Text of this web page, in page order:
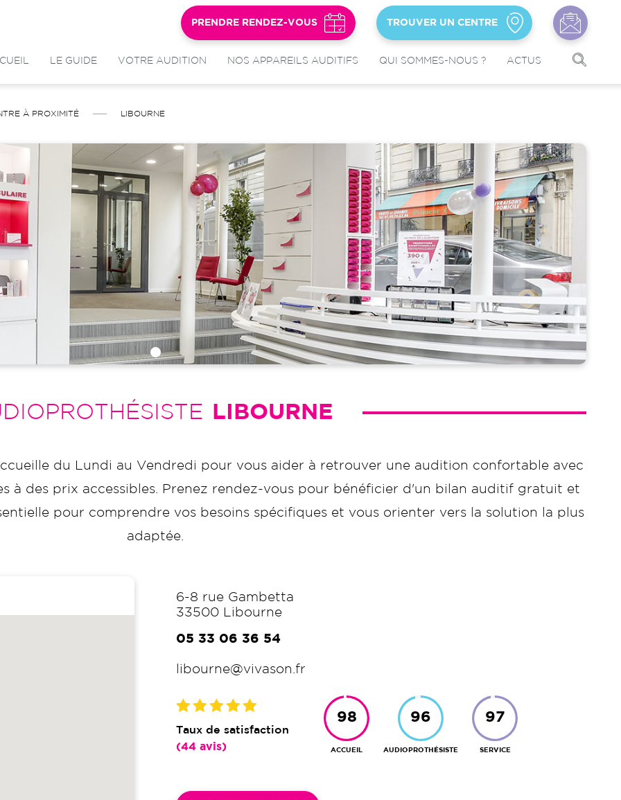
LE GUIDE VOTRE AUDITION NOS APPAREILS AUDITIFS QUI SOMMES-NOUS ? ACTUS
PRENDRE RENDEZ-VOUS TROUVER UN CENTRE
À PROXIMITÉ LIBOURNE
LIBOURNE
du Lundi au Vendredi pour vous aider à retrouver une audition confortable avec
à des prix accessibles. Prenez rendez-vous pour bénéficier d'un bilan auditif gratuit et
pour comprendre vos besoins spécifiques et vous orienter vers la solution la plus
adaptée.
6-8 rue Gambetta
33500
Libourne
05 33 06 36 54
libourne@vivason.fr
Taux de satisfaction
(44 avis)
ACCUEIL AUDIOPROTHÉSISTE SERVICE